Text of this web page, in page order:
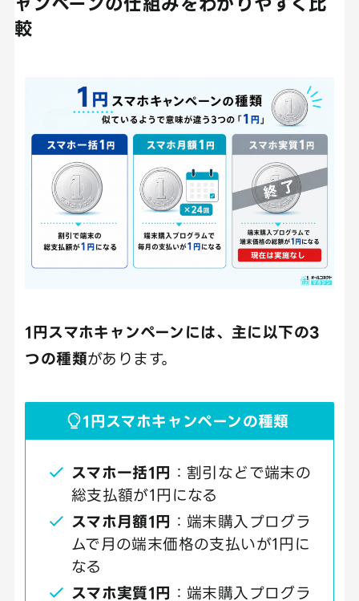
較
1円スマホキャンペーンには、主に以下の3
つの種類があります。
1円スマホキャンペーンの種類
スマホ一括1円
：割引などで端末の
総支払額が1円になる
スマホ月額1円 ：端末購入プログラ
ムで月の端末価格の支払いが1円に
なる
スマホ実質1円 ：端末購入プログラ